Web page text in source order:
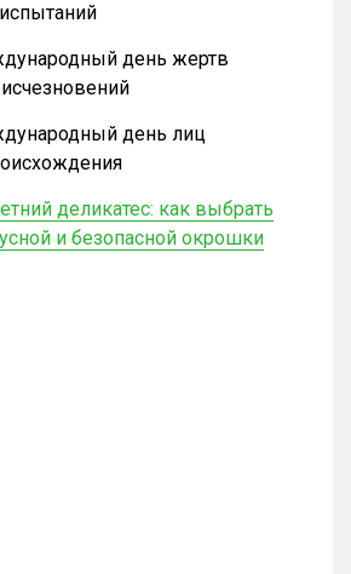
день жертв
день лиц
деликатес: как выбрать
и безопасной окрошки